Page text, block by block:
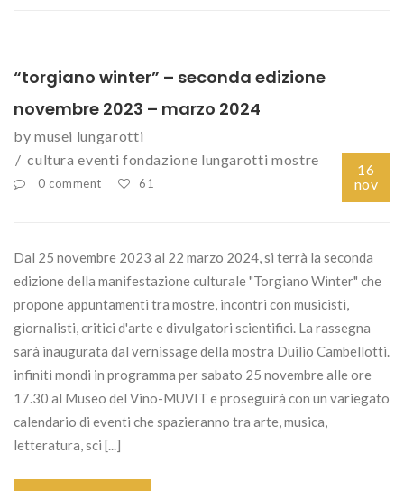
“torgiano winter” – seconda edizione
novembre 2023 – marzo 2024
by musei lungarotti
cultura eventi fondazione lungarotti mostre
0 comment 61
16
nov
Dal 25 novembre 2023 al 22 marzo 2024, si terrà la seconda
edizione della manifestazione culturale "Torgiano Winter" che
propone appuntamenti tra mostre, incontri con musicisti,
giornalisti, critici d'arte e divulgatori scientifici. La rassegna
sarà inaugurata dal vernissage della mostra Duilio Cambellotti.
infiniti mondi in programma per sabato 25 novembre alle ore
17.30 al Museo del Vino-MUVIT e proseguirà con un variegato
calendario di eventi che spazieranno tra arte, musica,
letteratura, sci [...]